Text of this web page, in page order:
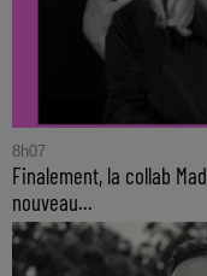
8h07
Finalement, la collab
nouveau...